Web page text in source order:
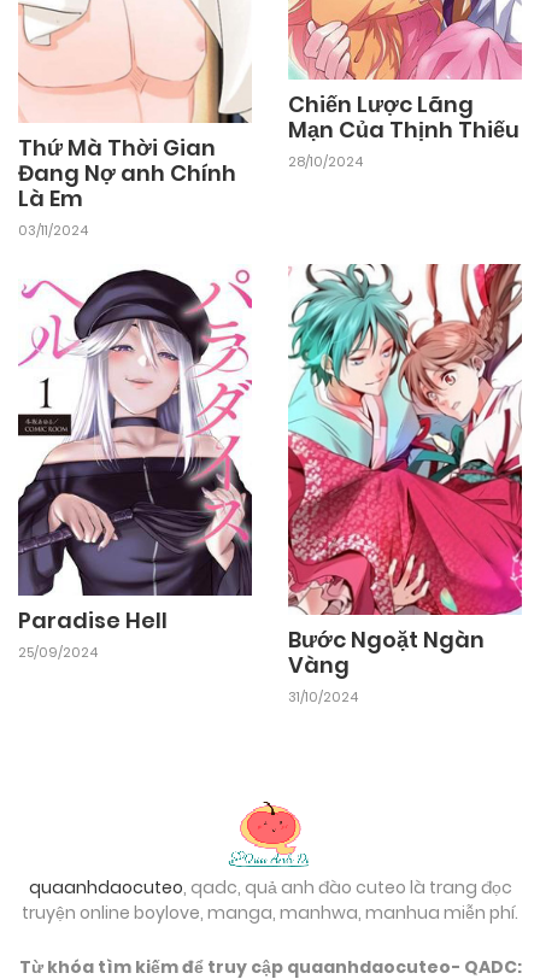
Thứ Mà Thời Gian
Đang Nợ anh Chính
Là Em
03/11/2024
Chiến Lược Lãng
Mạn Của Thịnh Thiếu
28/10/2024
Paradise Hell
25/09/2024
Bước Ngoặt Ngàn
Vàng
31/10/2024
quaanhdaocuteo, qadc, quả anh đào cuteo là trang đọc
truyện online boylove, manga, manhwa, manhua miễn phí.
Từ khóa tìm kiếm để truy cập quaanhdaocuteo- QADC: